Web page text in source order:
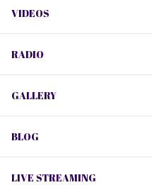
VIDEOS
RADIO
GALLERY
BLOG
LIVE STREAMING